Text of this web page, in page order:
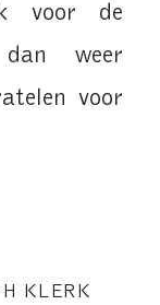
voor de
weer
voor
KLERK